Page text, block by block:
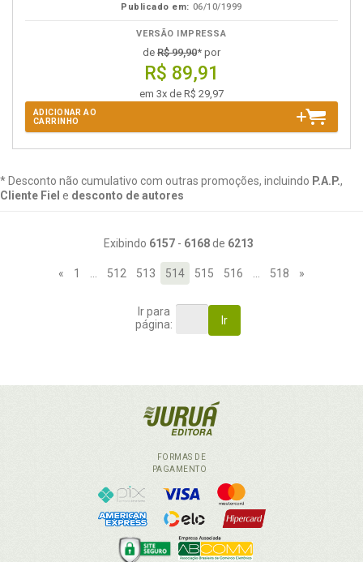
Publicado em: 06/10/1999
VERSÃO IMPRESSA
de R$ 99,90* por
R$ 89,91
em 3x de R$ 29,97
ADICIONAR AO
CARRINHO
* Desconto não cumulativo com outras promoções, incluindo P.A.P.,
Cliente Fiel e desconto de autores
Exibindo 6157- 6168de 6213
« 1 512 513 514 515 516 518 »
Ir para
página:
Ir
FORMAS DE
PAGAMENTO